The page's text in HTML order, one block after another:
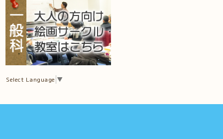
Select Language ▼